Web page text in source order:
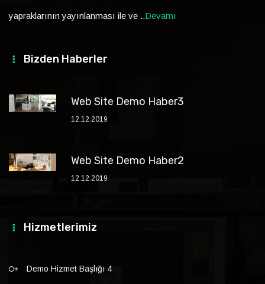
yapraklarının yayınlanması ile ve ..Devamı
Bizden Haberler
Web Site Demo Haber3
12.12.2019
Web Site Demo Haber2
12.12.2019
Hizmetlerimiz
Demo Hizmet Başlığı 4